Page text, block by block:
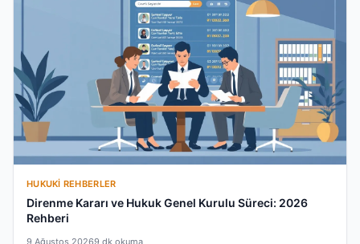
HUKUKI REHBERLER
Direnme Kararı ve Hukuk Genel Kurulu Süreci: 2026
Rehberi
9 Ağustos 20269 dk okuma